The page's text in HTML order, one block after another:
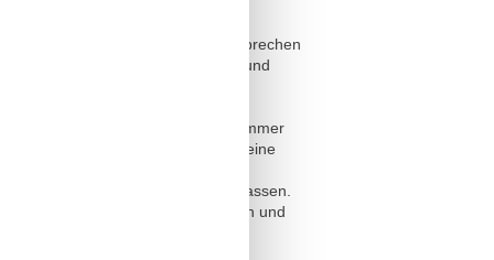
Kleiderbügeleisen, Bügelbrett,
vom Kiesstrand. Die Gastgeber sprechen
schnellen Zugang zum Wasser und
verteilen sich auf 2 Schlafzimmer
Die Unterkunft verfügt über eine
Standard-WLAN und
Tag entspannt ausklingen zu lassen.
um die Umgebung zu erkunden und
Kroatisch möglich.